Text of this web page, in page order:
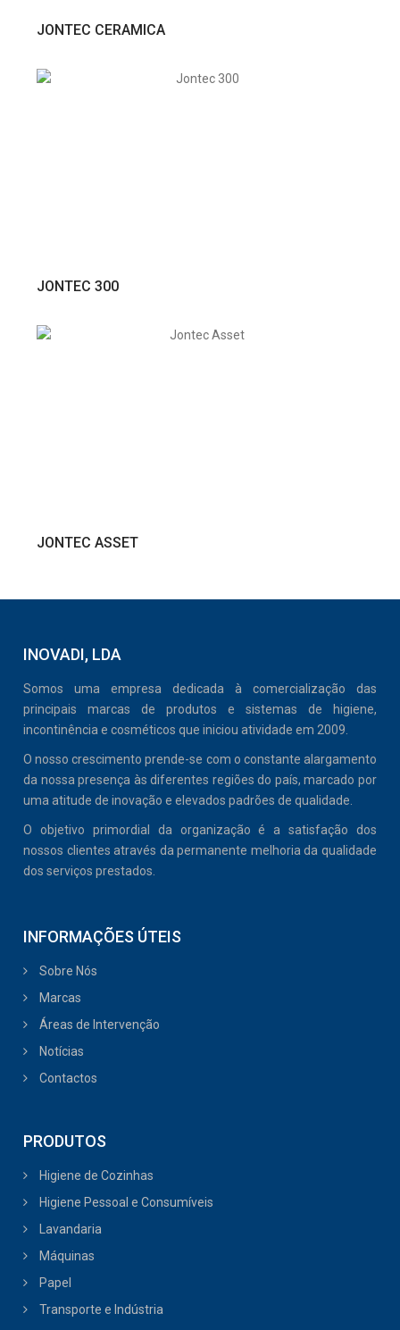
JONTEC CERAMICA
JONTEC 300
JONTEC ASSET
INOVADI, LDA
Somos uma empresa dedicada à comercialização das
principais marcas de produtos e sistemas de higiene,
incontinência e cosméticos que iniciou atividade em 2009.
O nosso crescimento prende-se com o constante alargamento
da nossa presença às diferentes regiões do país, marcado por
uma atitude de inovação e elevados padrões de qualidade.
O objetivo primordial da organização é a satisfação dos
nossos clientes através da permanente melhoria da qualidade
dos serviços prestados.
INFORMAÇÕES ÚTEIS
Sobre Nós
Marcas
Áreas de Intervenção
Notícias
Contactos
PRODUTOS
Higiene de Cozinhas
Higiene Pessoal e Consumíveis
Lavandaria
Máquinas
Papel
Transporte e Indústria